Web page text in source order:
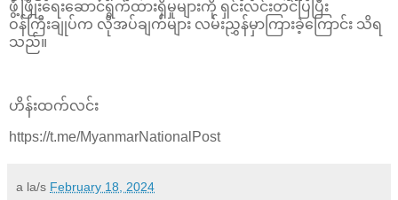
ဖွံ့ဖြိုးရေးဆောင်ရွက်ထားရှိမှုများကို ရှင်းလင်းတင်ပြပြီး
ဝန်ကြီးချုပ်က လိုအပ်ချက်များ လမ်းညွှန်မှာကြားခဲ့ကြောင်း သိရ
သည်။
ဟိန်းထက်လင်း
https://t.me/MyanmarNationalPost
a la/s February 18, 2024